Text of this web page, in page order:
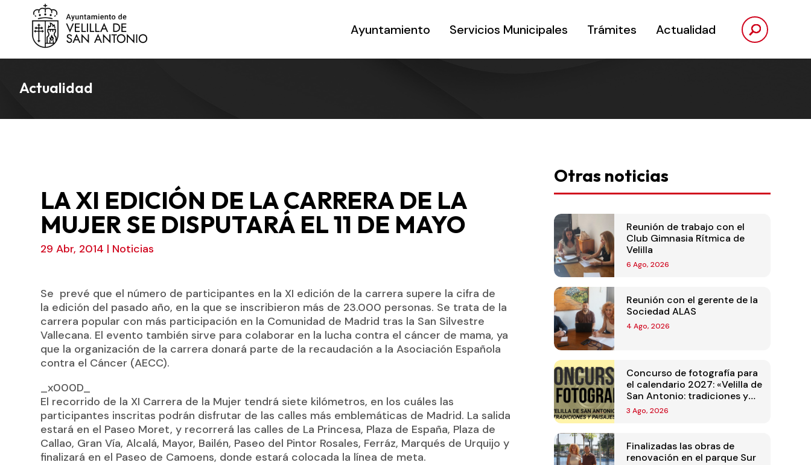
Ayuntamiento Servicios Municipales Trámites Actualidad
Actualidad
LA XI EDICIÓN DE LA CARRERA DE LA
MUJER SE DISPUTARÁ EL 11 DE MAYO
29 Abr, 2014 | Noticias
Se prevé que el número de participantes en la XI edición de la carrera supere la cifra de
la edición del pasado año, en la que se inscribieron más de 23.000 personas. Se trata de la
carrera popular con más participación en la Comunidad de Madrid tras la San Silvestre
Vallecana. El evento también sirve para colaborar en la lucha contra el cáncer de mama, ya
que la organización de la carrera donará parte de la recaudación a la Asociación Española
contra el Cáncer (AECC).
_x000D_
El recorrido de la XI Carrera de la Mujer tendrá siete kilómetros, en los cuáles las
participantes inscritas podrán disfrutar de las calles más emblemáticas de Madrid. La salida
estará en el Paseo Moret, y recorrerá las calles de La Princesa, Plaza de España, Plaza de
Callao, Gran Vía, Alcalá, Mayor, Bailén, Paseo del Pintor Rosales, Ferráz, Marqués de Urquijo y
finalizará en el Paseo de Camoens, donde estará colocada la línea de meta.
Otras noticias
Reunión de trabajo con el
Club Gimnasia Rítmica de
Velilla
6 Ago, 2026
Reunión con el gerente de la
Sociedad ALAS
4 Ago, 2026
Concurso de fotografía para
el calendario 2027: «Velilla de
San Antonio: tradiciones y
paisajes»
3 Ago, 2026
Finalizadas las obras de
renovación en el parque Sur